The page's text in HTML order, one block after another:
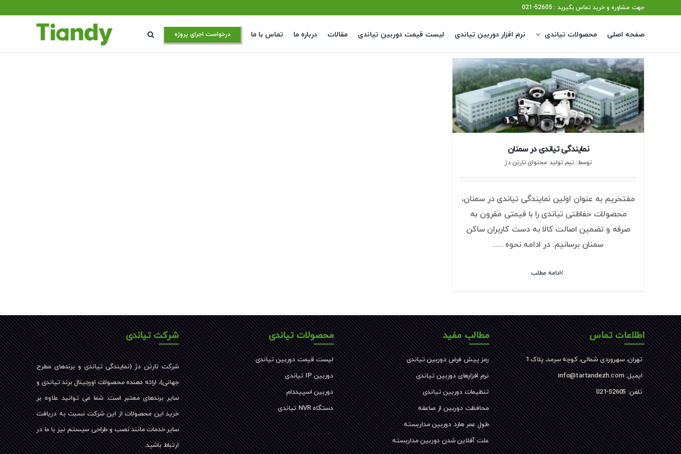
جهت مشاوره و خرید تماس بگیرید : 52605-021
صفحه اصلی محصولات تیاندی نرم افزار دوربین تیاندی لیست قیمت دوربین تیاندی مقالات درباره ما تماس با ما درخواست اجرای پروژه
نمایندگی تیاندی در سمنان
توسط: تیم تولید محتوای تارتن دژ
مفتخریم به عنوان اولین نمایندگی تیاندی در سمنان،
محصولات حفاظتی تیاندی را با قیمتی مقرون به
صرفه و تضمین اصالت کالا به دست کاربران ساکن
سمنان برسانیم. در ادامه نحوه .....
ادامه مطلب
اطلاعات تماس
تهران، سهروردی شمالی، کوچه سرمد، پلاک 1
ایمیل: info@tartandezh.com
تلفن: 52605-021
مطالب مفید
رمز پیش فرض دوربین تیاندی
نرم افزارهای دوربین تیاندی
تنظیمات دوربین تیاندی
محافظت دوربین از صاعقه
طول عمر هارد دوربین مداربسته
علت آفلاین شدن دوربین مداربسته
محصولات تیاندی
لیست قیمت دوربین تیاندی
دوربین IP تیاندی
دوربین اسپیددام
دستگاه NVR تیاندی
کیفیت دوربین تیاندی
شرکت تیاندی
شرکت تارتن دژ (نمایندگی تیاندی و برندهای مطرح
جهانی)، ارائه دهنده محصولات اورجینال برند تیاندی و
سایر برندهای معتبر است. شما می توانید علاوه بر
خرید این محصولات از این شرکت نسبت به دریافت
سایر خدمات مانند نصب و طراحی سیستم نیز با ما در
ارتباط باشید.